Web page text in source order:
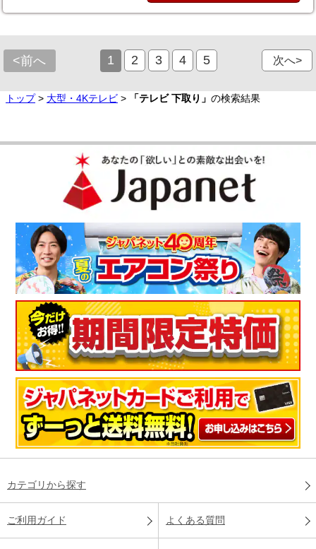
<前へ 1 2 3 4 5 次へ>
トップ> 大型・4Kテレビ > 「テレビ 下取り」 の検索結果
カテゴリから探す
ご利用ガイド よくある質問